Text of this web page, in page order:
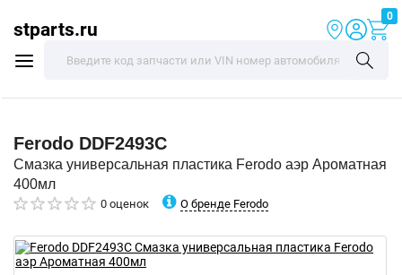
stparts.ru
0
Ferodo DDF2493C
Смазка универсальная пластика Ferodo аэр Ароматная
400мл
0 оценок О бренде Ferodo